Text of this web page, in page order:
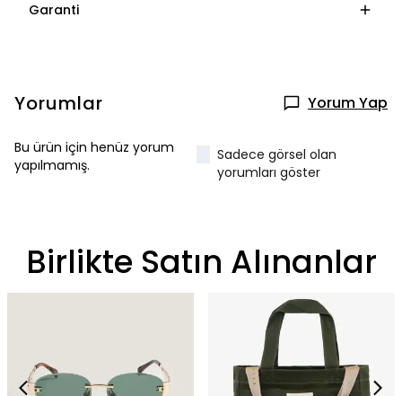
Garanti
Yorumlar Yorum Yap
Bu ürün için henüz yorum
yapılmamış.
Sadece görsel olan
yorumları göster
Birlikte Satın Alınanlar